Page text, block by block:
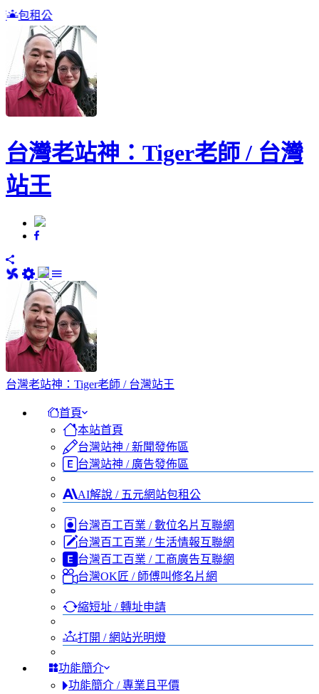
台灣老站神：Tiger老師 / 台灣
站王
台灣老站神：Tiger老師 / 台灣站王
首頁
本站首頁
台灣站神 / 新聞發佈區
台灣站神 / 廣告發佈區
AI解說 / 五元網站包租公
台灣百工百業 / 數位名片互聯網
台灣百工百業 / 生活情報互聯網
台灣百工百業 / 工商廣告互聯網
台灣OK匠 / 師傅叫修名片網
縮短址 / 轉址申請
打開 / 網站光明燈
功能簡介
功能簡介 / 專業且平價